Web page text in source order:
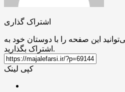
اشتراک گذاری
این صفحه را با دوستان خود به
اشتراک بگذارید.
کپی لینک